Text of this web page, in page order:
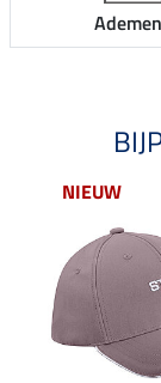
NIEUW